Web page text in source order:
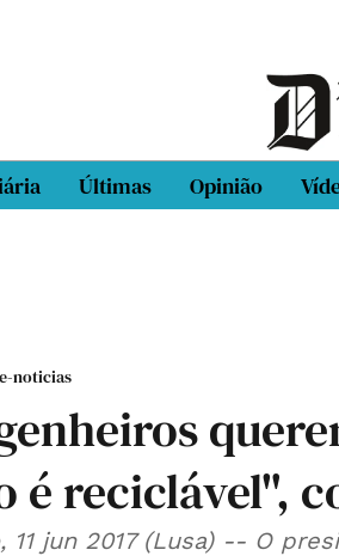
Últimas Opinião
noticias
é reciclável",
11 jun 2017 (Lusa) -- O